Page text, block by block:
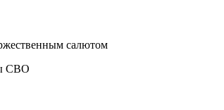
салютом
СВО